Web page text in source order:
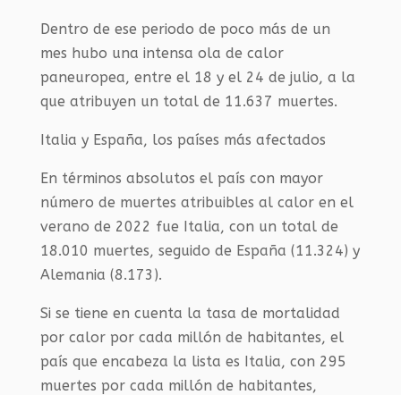
Dentro de ese periodo de poco más de un
mes hubo una intensa ola de calor
paneuropea, entre el 18 y el 24 de julio, a la
que atribuyen un total de 11.637 muertes.
Italia y España, los países más afectados
En términos absolutos el país con mayor
número de muertes atribuibles al calor en el
verano de 2022 fue Italia, con un total de
18.010 muertes, seguido de España (11.324) y
Alemania (8.173).
Si se tiene en cuenta la tasa de mortalidad
por calor por cada millón de habitantes, el
país que encabeza la lista es Italia, con 295
muertes por cada millón de habitantes,